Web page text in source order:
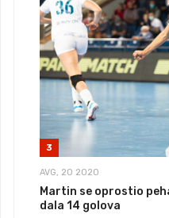
3
AVG, 20 2020
Martin se oprostio
dala 14 golova